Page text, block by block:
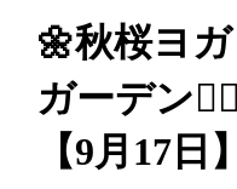
🌼秋桜ヨ
ガーデン
【9月17日】